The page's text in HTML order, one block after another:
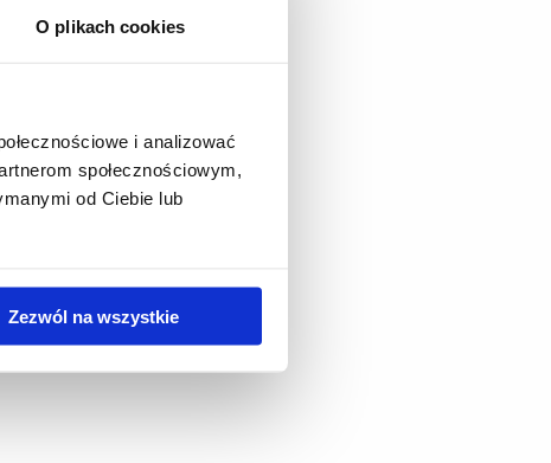
O plikach cookies
i analizować
społecznościowym,
od Ciebie lub
Zezwól na wszystkie